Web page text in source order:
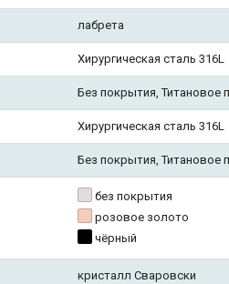
лабрета
Хирургическая сталь 316L
Без покрытия, Титановое
Хирургическая сталь 316L
Без покрытия, Титановое
без покрытия
розовое золото
чёрный
кристалл Сваровски